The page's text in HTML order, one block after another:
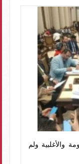
والأغلبية ولم